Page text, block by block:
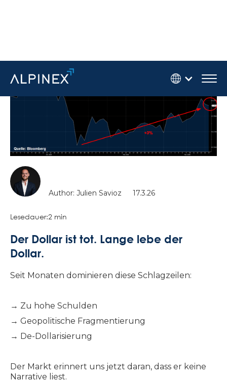
Author: Julien Savioz 17.3.26
Lesedauer:2 min
Der Dollar ist tot. Lange lebe der
Dollar.
Seit Monaten dominieren diese Schlagzeilen:
→ Zu hohe Schulden
→ Geopolitische Fragmentierung
→ De-Dollarisierung
Der Markt erinnert uns jetzt daran, dass er keine
Narrative liest.